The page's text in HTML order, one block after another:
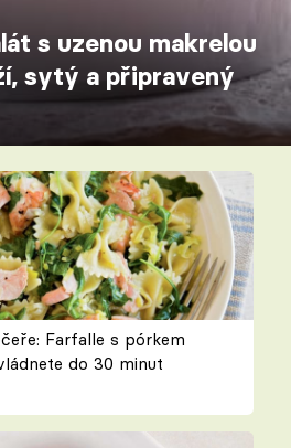
s uzenou makrelou
sytý a připravený
Farfalle s pórkem
do 30 minut